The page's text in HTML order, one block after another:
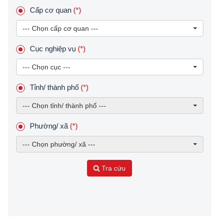
Cấp cơ quan (*)
--- Chọn cấp cơ quan ---
Cục nghiệp vụ (*)
--- Chọn cục ---
Tỉnh/ thành phố (*)
--- Chọn tỉnh/ thành phố ---
Phường/ xã (*)
--- Chọn phường/ xã ---
Tra cứu